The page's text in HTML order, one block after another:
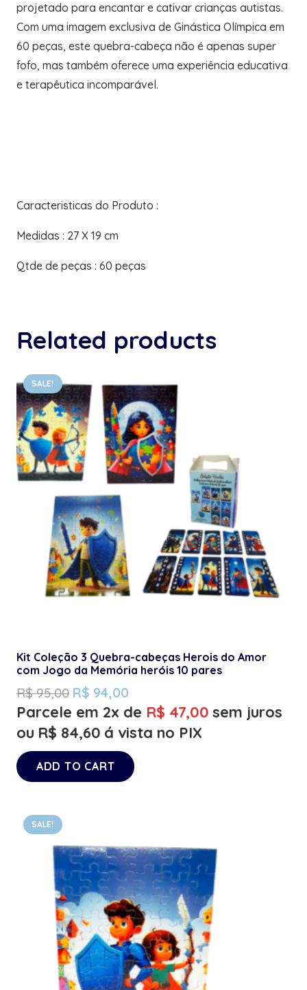
projetado para encantar e cativar crianças autistas.
Com uma imagem exclusiva de Ginástica Olímpica em
60 peças, este quebra-cabeça não é apenas super
fofo, mas também oferece uma experiência educativa
e terapêutica incomparável.
Caracteristicas do Produto :
Medidas : 27 X 19 cm
Qtde de peças : 60 peças
Related products
SALE!
Kit Coleção 3 Quebra-cabeças Herois do Amor
com Jogo da Memória heróis 10 pares
R$95,00 R$ 94,00
Parcele em 2x de R$ 47,00 sem juros
ou R$ 84,60 á vista no PIX
ADD TO CART
SALE!